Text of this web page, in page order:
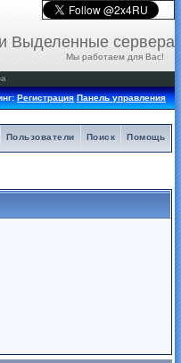
Выделенные сервера
Мы работаем для Вас!
Регистрация Панель управления
Помощь
Поиск
Пользователи